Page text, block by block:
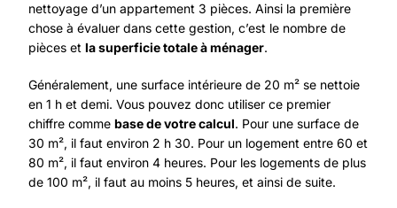
nettoyage d’un appartement 3 pièces. Ainsi la première
chose à évaluer dans cette gestion, c’est le nombre de
pièces et la superficie totale à ménager.
Généralement, une surface intérieure de 20 m² se nettoie
en 1 h et demi. Vous pouvez donc utiliser ce premier
chiffre comme base de votre calcul. Pour une surface de
30 m², il faut environ 2 h 30. Pour un logement entre 60 et
80 m², il faut environ 4 heures. Pour les logements de plus
de 100 m², il faut au moins 5 heures, et ainsi de suite.